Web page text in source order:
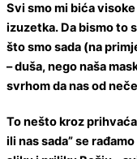
Svi smo mi bića
izuzetka. Da bismo to
što smo sada (na
– duša, nego naša
svrhom da nas od
To nešto kroz
ili nas sada” se